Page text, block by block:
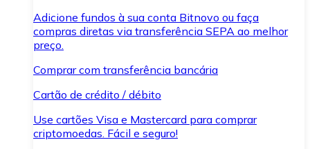
Adicione fundos à sua conta Bitnovo ou faça
compras diretas via transferência SEPA ao melhor
preço.
Comprar com transferência bancária
Cartão de crédito / débito
Use cartões Visa e Mastercard para comprar
criptomoedas. Fácil e seguro!